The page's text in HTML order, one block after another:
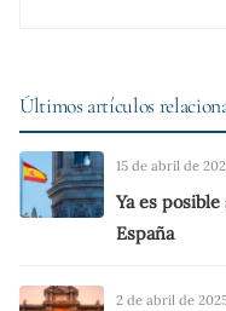
Últimos artículos
15 de abril de
Ya es
España
2 de abril de